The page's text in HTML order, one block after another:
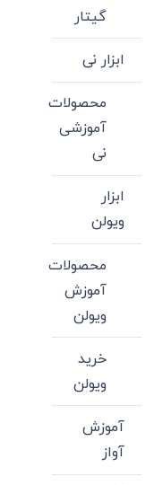
گیتار
ابزار نی
محصولات
آموزشی
نی
ابزار
ویولن
محصولات
آموزش
ویولن
خرید
ویولن
آموزش
آواز